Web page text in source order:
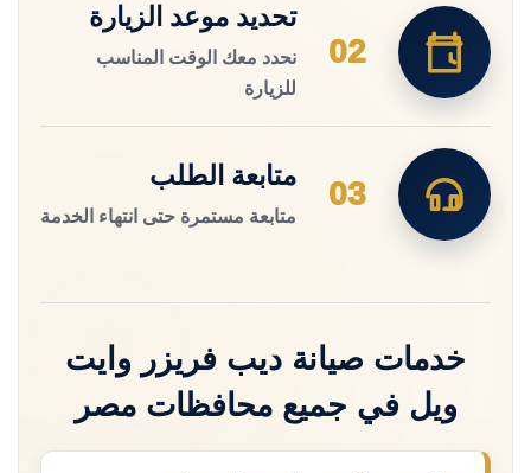
02
تحديد موعد الزيارة
نحدد معك الوقت المناسب
للزيارة
03
متابعة الطلب
متابعة مستمرة حتى انتهاء الخدمة
خدمات صيانة ديب فريزر وايت
ويل في جميع محافظات مصر